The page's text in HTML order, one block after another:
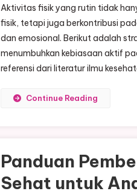
Aktivitas fisik yang rutin tidak
fisik, tetapi juga berkontribusi
dan emosional. Berikut adalah
menumbuhkan kebiasaan aktif
referensi dari literatur ilmu
Continue Reading
Panduan
Sehat untuk